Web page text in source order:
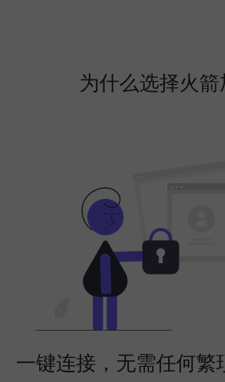
为什么选择火箭
一键连接，无需任何繁